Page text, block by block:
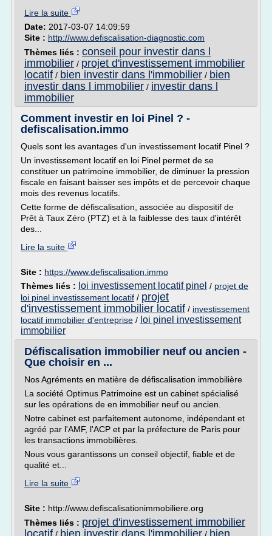
Lire la suite
Date: 2017-03-07 14:09:59
Site : http://www.defiscalisation-diagnostic.com
Thèmes liés : conseil pour investir dans l
immobilier / projet d'investissement immobilier
locatif / bien investir dans l'immobilier / bien
investir dans l immobilier / investir dans l
immobilier
Comment investir en loi Pinel ? -
defiscalisation.immo
Quels sont les avantages d'un investissement locatif Pinel ?
Un investissement locatif en loi Pinel permet de se
constituer un patrimoine immobilier, de diminuer la pression
fiscale en faisant baisser ses impôts et de percevoir chaque
mois des revenus locatifs.
Cette forme de défiscalisation, associée au dispositif de
Prêt à Taux Zéro (PTZ) et à la faiblesse des taux d'intérêt
des...
Lire la suite
Site : https://www.defiscalisation.immo
Thèmes liés : loi investissement locatif pinel / projet de
loi pinel investissement locatif / projet
d'investissement immobilier locatif / investissement
locatif immobilier d'entreprise / loi pinel investissement
immobilier
Défiscalisation immobilier neuf ou ancien -
Que choisir en ...
Nos Agréments en matière de défiscalisation immobilière
La société Optimus Patrimoine est un cabinet spécialisé
sur les opérations de en immobilier neuf ou ancien.
Notre cabinet est parfaitement autonome, indépendant et
agréé par l'AMF, l'ACP et par la préfecture de Paris pour
les transactions immobilières.
Nous vous garantissons un conseil objectif, fiable et de
qualité et...
Lire la suite
Site : http://www.defiscalisationimmobiliere.org
Thèmes liés : projet d'investissement immobilier
locatif
bien investir dans l'immobilier bien